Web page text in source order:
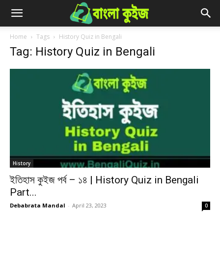
Home Tags History Quiz in Bengali
Tag: History Quiz in Bengali
History
ইতিহাস কুইজ পর্ব – ১৪ | History Quiz in Bengali
Part...
Debabrata Mandal - April 23, 2023 0